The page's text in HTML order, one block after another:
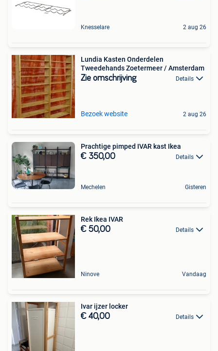
Knesselare 2 aug 26
Lundia Kasten Onderdelen
Tweedehands Zoetermeer / Amsterdam
Zie omschrijving Details
Bezoek website 2 aug 26
Prachtige pimped IVAR kast Ikea
€ 350,00 Details
Mechelen Gisteren
Rek Ikea IVAR
€ 50,00 Details
Ninove Vandaag
Ivar ijzer locker
€ 40,00 Details